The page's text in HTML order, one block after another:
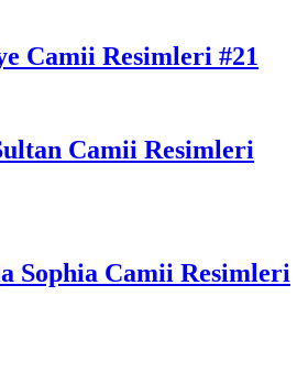
Camii Resimleri #21
Camii Resimleri
Sophia Camii Resimleri